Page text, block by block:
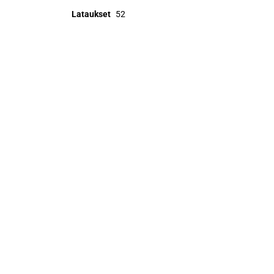
Lataukset 52